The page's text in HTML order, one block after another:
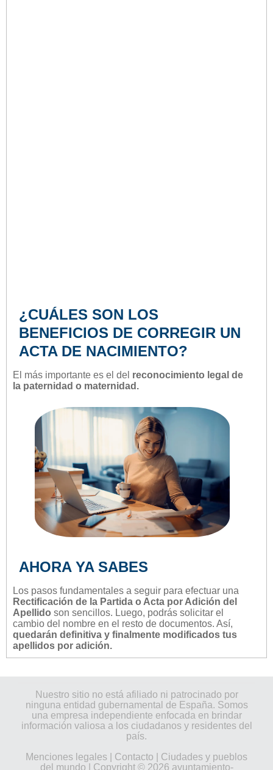
¿CUÁLES SON LOS
BENEFICIOS DE CORREGIR UN
ACTA DE NACIMIENTO?
El más importante es el del reconocimiento legal de
la paternidad o maternidad.
AHORA YA SABES
Los pasos fundamentales a seguir para efectuar una
Rectificación de la Partida o Acta por Adición del
Apellido son sencillos. Luego, podrás solicitar el
cambio del nombre en el resto de documentos. Así,
quedarán definitiva y finalmente modificados tus
apellidos por adición.
Nuestro sitio no está afiliado ni patrocinado por
ninguna entidad gubernamental de España. Somos
una empresa independiente enfocada en brindar
información valiosa a los ciudadanos y residentes del
país.
Menciones legales
Contacto
Ciudades y pueblos
del mundo | Copyright © 2026 ayuntamiento-